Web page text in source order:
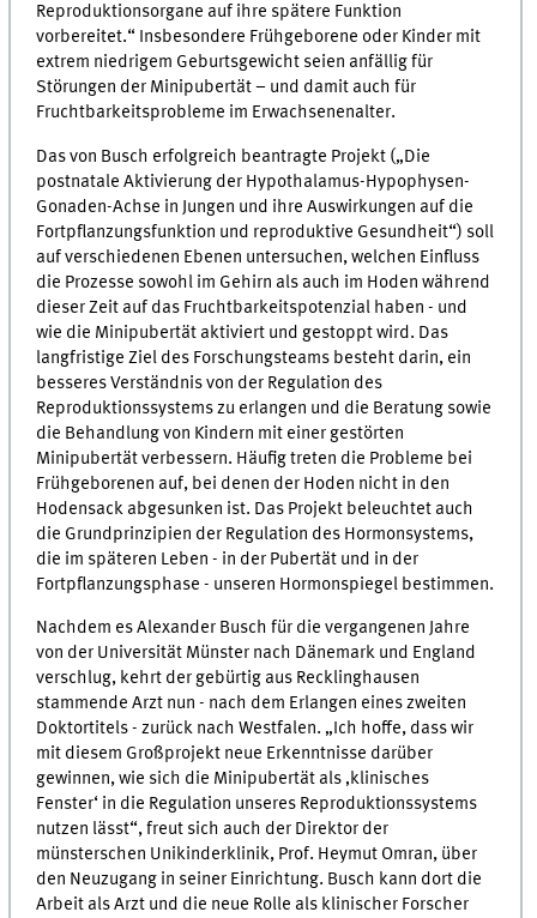
Reproduktionsorgane auf ihre spätere Funktion
vorbereitet.“ Insbesondere Frühgeborene oder Kinder mit
extrem niedrigem Geburtsgewicht seien anfällig für
Störungen der Minipubertät – und damit auch für
Fruchtbarkeitsprobleme im Erwachsenenalter.
Das von Busch erfolgreich beantragte Projekt („Die
postnatale Aktivierung der Hypothalamus-Hypophysen-
Gonaden-Achse in Jungen und ihre Auswirkungen auf die
Fortpflanzungsfunktion und reproduktive Gesundheit“) soll
auf verschiedenen Ebenen untersuchen, welchen Einfluss
die Prozesse sowohl im Gehirn als auch im Hoden während
dieser Zeit auf das Fruchtbarkeitspotenzial haben - und
wie die Minipubertät aktiviert und gestoppt wird. Das
langfristige Ziel des Forschungsteams besteht darin, ein
besseres Verständnis von der Regulation des
Reproduktionssystems zu erlangen und die Beratung sowie
die Behandlung von Kindern mit einer gestörten
Minipubertät verbessern. Häufig treten die Probleme bei
Frühgeborenen auf, bei denen der Hoden nicht in den
Hodensack abgesunken ist. Das Projekt beleuchtet auch
die Grundprinzipien der Regulation des Hormonsystems,
die im späteren Leben - in der Pubertät und in der
Fortpflanzungsphase - unseren Hormonspiegel bestimmen.
Nachdem es Alexander Busch für die vergangenen Jahre
von der Universität Münster nach Dänemark und England
verschlug, kehrt der gebürtig aus Recklinghausen
stammende Arzt nun - nach dem Erlangen eines zweiten
Doktortitels - zurück nach Westfalen. „Ich hoffe, dass wir
mit diesem Großprojekt neue Erkenntnisse darüber
gewinnen, wie sich die Minipubertät als ‚klinisches
Fenster‘ in die Regulation unseres Reproduktionssystems
nutzen lässt“, freut sich auch der Direktor der
münsterschen Unikinderklinik, Prof. Heymut Omran, über
den Neuzugang in seiner Einrichtung. Busch kann dort die
Arbeit als Arzt und die neue Rolle als klinischer Forscher